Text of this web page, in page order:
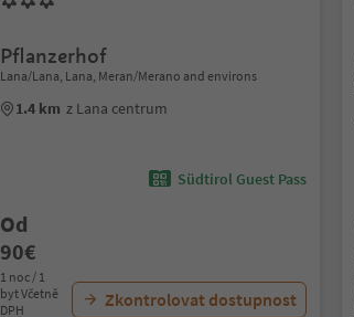
Pflanzerhof
Lana/Lana, Lana, Meran/Merano and environs
1.4 km z Lana centrum
Südtirol Guest Pass
Od
90€
1 noc / 1
byt Včetně
DPH
Zkontrolovat dostupnost